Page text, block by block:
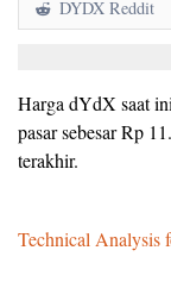
DYDX Reddit
Harga dYdX saat
pasar sebesar Rp
terakhir.
Technical